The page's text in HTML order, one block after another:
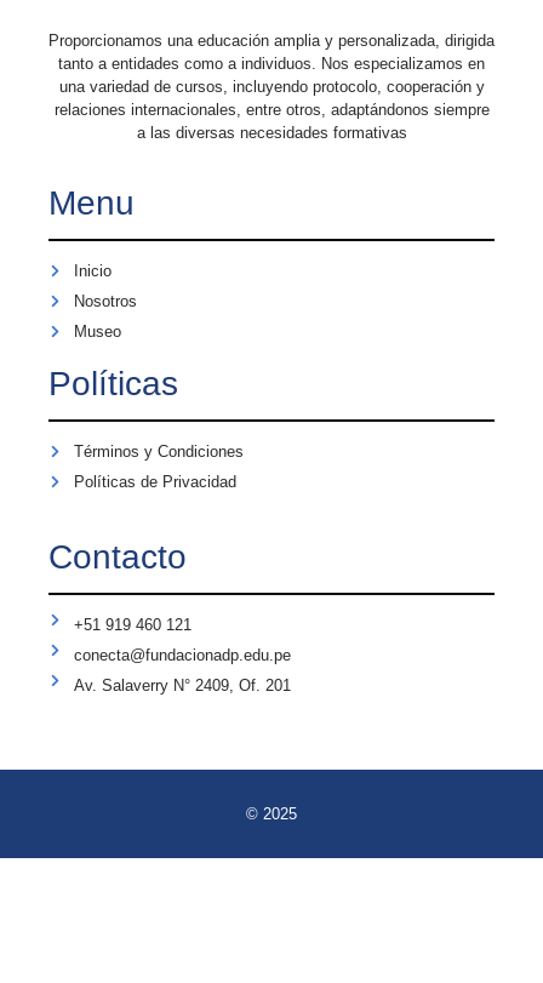
Proporcionamos una educación amplia y personalizada, dirigida
tanto a entidades como a individuos. Nos especializamos en
una variedad de cursos, incluyendo protocolo, cooperación y
relaciones internacionales, entre otros, adaptándonos siempre
a las diversas necesidades formativas
Menu
Inicio
Nosotros
Museo
Políticas
Términos y Condiciones
Políticas de Privacidad
Contacto
+51 919 460 121
conecta@fundacionadp.edu.pe
Av. Salaverry N° 2409, Of. 201
© 2025